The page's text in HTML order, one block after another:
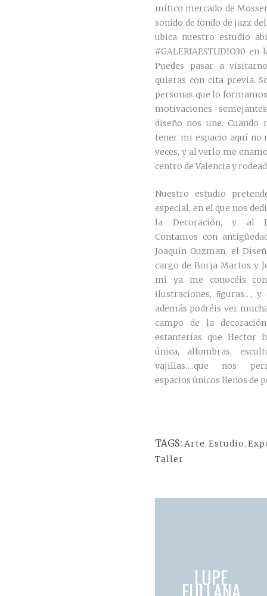
mítico mercado de
sonido de fondo de jazz
ubica nuestro estudio
#GALERIAESTUDIO30 en
Puedes pasar a
quieras con cita previa.
personas que lo
motivaciones
diseño nos une. Cuando
tener mi espacio aquí no
veces, y al verlo me
centro de Valencia y
Nuestro estudio
especial, en el que nos
la Decoración, y al
Contamos con
Joaquin Guzman, el
cargo de Borja Martos y
mi ya me conocéis
ilustraciones, ﬁguras…, y
además podréis ver
campo de la
estanterías que Hector
única, alfombras,
vajillas….que nos
espacios únicos llenos de
TAGS: Arte, Estudio,
Taller
LUPE